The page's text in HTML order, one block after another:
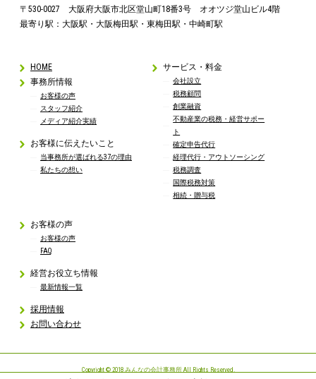
〒530-0027 大阪府大阪市北区堂山町18番3号 オオツジ堂山ビル4階
最寄り駅：大阪駅・大阪梅田駅・東梅田駅・中崎町駅
HOME
事務所情報
お客様の声
スタッフ紹介
メディア紹介実績
お客様に伝えたいこと
当事務所が選ばれる37の理由
私たちの想い
サービス・料金
会社設立
税務顧問
創業融資
不動産業の税務・経営サポー
ト
確定申告代行
経理代行・アウトソーシング
税務調査
国際税務対策
相続・贈与税
お客様の声
お客様の声
FAQ
経営お役立ち情報
最新情報一覧
採用情報
お問い合わせ
Copyright © 2018 みんなの会計事務所 All Rights Reserved.